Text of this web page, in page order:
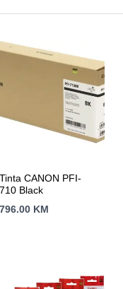
Tinta CANON PFI-
710 Black
796.00 KM